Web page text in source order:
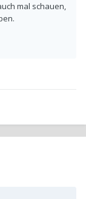
mal schauen,